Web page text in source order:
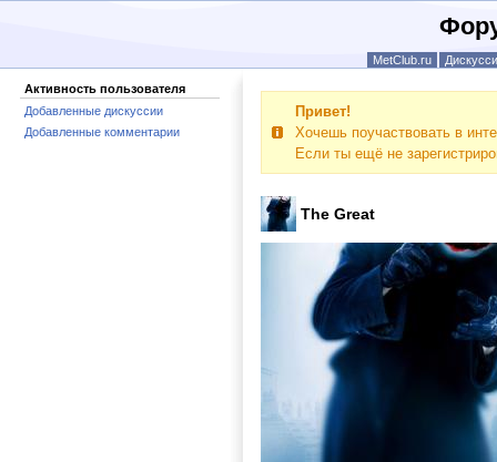
MetClub.ru
Активность пользователя
Добавленные дискуссии
Добавленные комментарии
Привет!
Хочешь поучаствовать в
Если ты ещё не
The Great